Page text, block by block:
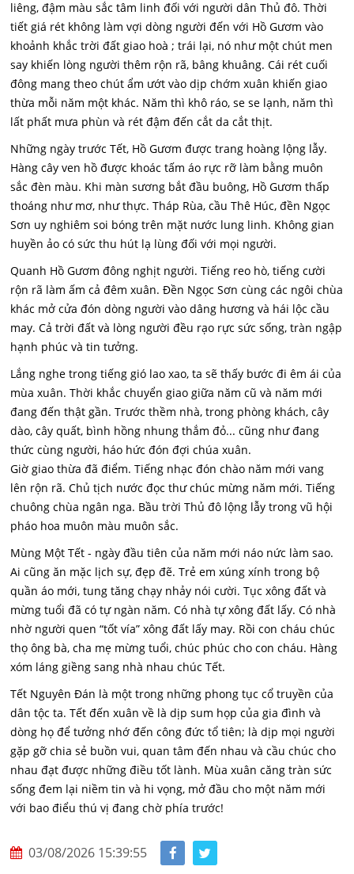
liêng, đậm màu sắc tâm linh đối với người dân Thủ đô. Thời
tiết giá rét không làm vợi dòng người đến với Hồ Gươm vào
khoảnh khắc trời đất giao hoà ; trái lại, nó như một chút men
say khiến lòng người thêm rộn rã, bâng khuâng. Cái rét cuối
đông mang theo chút ẩm ướt vào dịp chớm xuân khiến giao
thừa mỗi năm một khác. Năm thì khô ráo, se se lạnh, năm thì
lất phất mưa phùn và rét đậm đến cắt da cắt thịt.
Những ngày trước Tết, Hồ Gươm được trang hoàng lộng lẫy.
Hàng cây ven hồ được khoác tấm áo rực rỡ làm bằng muôn
sắc đèn màu. Khi màn sương bắt đầu buông, Hồ Gươm thấp
thoáng như mơ, như thực. Tháp Rùa, cầu Thê Húc, đền Ngọc
Sơn uy nghiêm soi bóng trên mặt nước lung linh. Không gian
huyền ảo có sức thu hút lạ lùng đối với mọi người.
Quanh Hồ Gươm đông nghịt người. Tiếng reo hò, tiếng cười
rộn rã làm ấm cả đêm xuân. Đền Ngọc Sơn cùng các ngôi chùa
khác mở cửa đón dòng người vào dâng hương và hái lộc cầu
may. Cả trời đất và lòng người đều rạo rực sức sống, tràn ngập
hạnh phúc và tin tưởng.
Lắng nghe trong tiếng gió lao xao, ta sẽ thấy bước đi êm ái của
mùa xuân. Thời khắc chuyển giao giữa năm cũ và năm mới
đang đến thật gần. Trước thềm nhà, trong phòng khách, cây
dào, cây quất, bình hồng nhung thắm đỏ... cũng như đang
thức cùng người, háo hức đón đợi chúa xuân.
Giờ giao thừa đã điểm. Tiếng nhạc đón chào năm mới vang
lên rộn rã. Chủ tịch nước đọc thư chúc mừng năm mới. Tiếng
chuông chùa ngân nga. Bầu trời Thủ đô lộng lẫy trong vũ hội
pháo hoa muôn màu muôn sắc.
Mùng Một Tết - ngày đầu tiên của năm mới náo nức làm sao.
Ai cũng ăn mặc lịch sự, đẹp đẽ. Trẻ em xúng xính trong bộ
quần áo mới, tung tăng chạy nhảy nói cười. Tục xông đất và
mừng tuổi đã có tự ngàn năm. Có nhà tự xông đất lấy. Có nhà
nhờ người quen “tốt vía” xông đất lấy may. Rồi con cháu chúc
thọ ông bà, cha mẹ mừng tuổi, chúc phúc cho con cháu. Hàng
xóm láng giềng sang nhà nhau chúc Tết.
Tết Nguyên Đán là một trong những phong tục cổ truyền của
dân tộc ta. Tết đến xuân về là dịp sum họp của gia đình và
dòng họ để tưởng nhớ đến công đức tổ tiên; là dịp mọi người
gặp gỡ chia sẻ buồn vui, quan tâm đến nhau và cầu chúc cho
nhau đạt được những điều tốt lành. Mùa xuân căng tràn sức
sống đem lại niềm tin và hi vọng, mở đầu cho một năm mới
với bao điểu thú vị đang chờ phía trước!
03/08/2026 15:39:55